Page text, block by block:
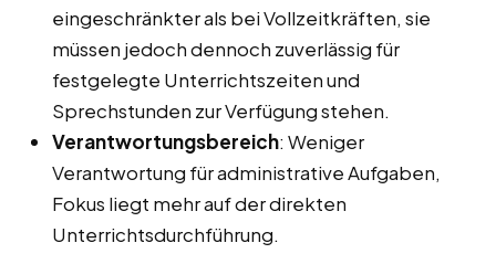
eingeschränkter als bei Vollzeitkräften, sie
müssen jedoch dennoch zuverlässig für
festgelegte Unterrichtszeiten und
Sprechstunden zur Verfügung stehen.
Verantwortungsbereich: Weniger
Verantwortung für administrative Aufgaben,
Fokus liegt mehr auf der direkten
Unterrichtsdurchführung.